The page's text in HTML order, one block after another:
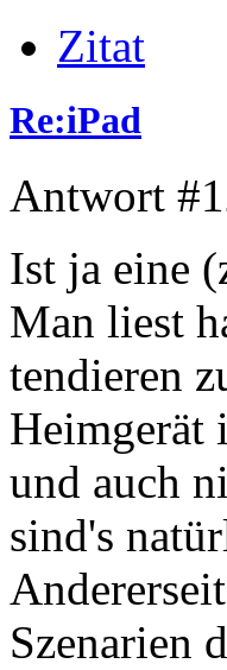
Zitat
Re:iPad
Antwort
Ist ja eine
Man liest
tendieren
Heimgerät
und auch
sind's
Szenarien